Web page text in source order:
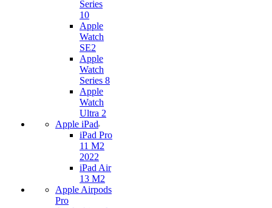
Series
10
Apple
Watch
SE2
Apple
Watch
Series 8
Apple
Watch
Ultra 2
Apple iPad
iPad Pro
11 M2
2022
iPad Air
13 M2
Apple Airpods
Pro